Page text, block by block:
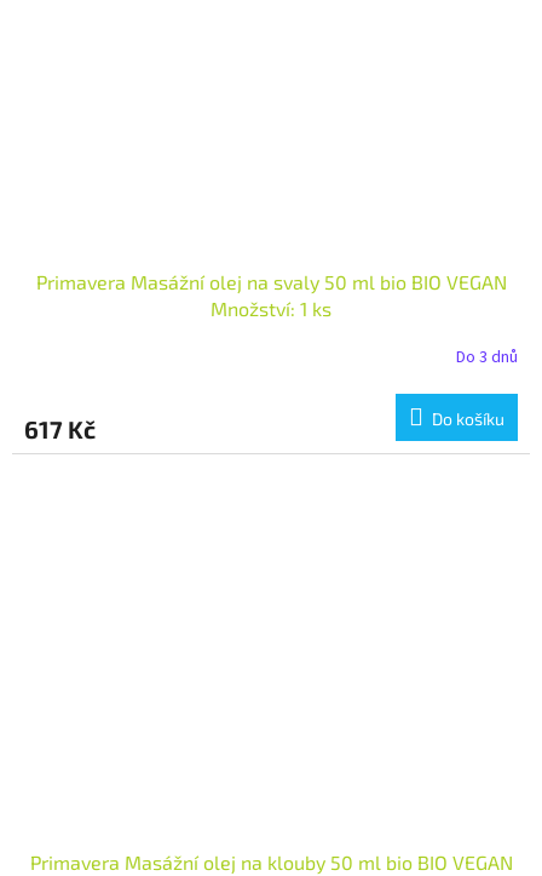
Primavera Masážní olej na svaly 50 ml bio BIO VEGAN
Množství: 1 ks
Do 3 dnů
617 Kč Do košíku
Primavera Masážní olej na klouby 50 ml bio BIO VEGAN